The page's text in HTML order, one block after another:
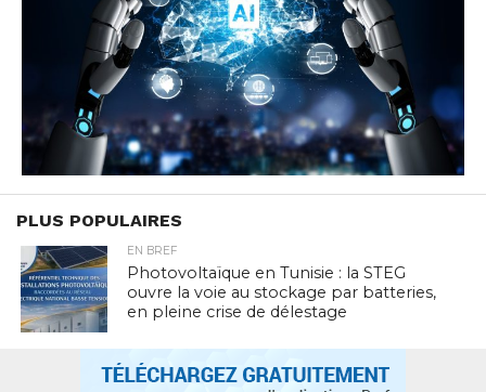
PLUS POPULAIRES
EN BREF
Photovoltaïque en Tunisie : la STEG
ouvre la voie au stockage par batteries,
en pleine crise de délestage